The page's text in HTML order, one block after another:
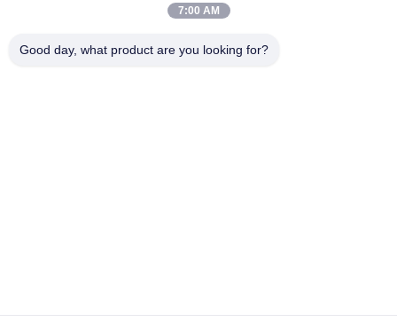
イベント
7:00 AM
Good day, what product are you looking for?